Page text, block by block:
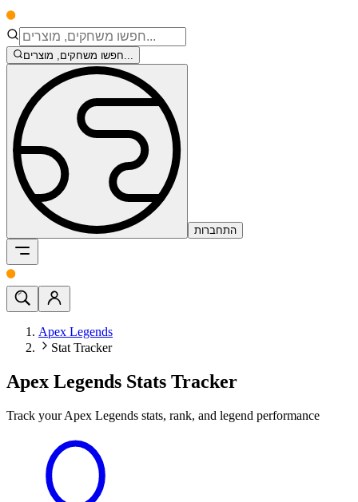
חפשו משחקים, מוצרים...
התחברות
Apex Legends
Stat Tracker
Apex Legends Stats Tracker
Track your Apex Legends stats, rank, and legend performance